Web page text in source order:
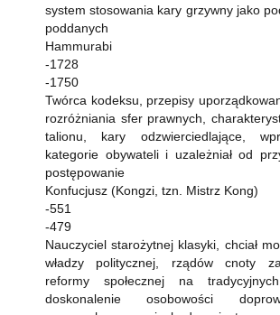
system stosowania kary grzywny jako
poddanych
Hammurabi
-1728
-1750
Twórca kodeksu, przepisy
rozróżniania sfer prawnych,
talionu, kary odzwierciedlające,
kategorie obywateli i uzależniał od
postępowanie
Konfucjusz (Kongzi, tzn. Mistrz Kong)
-551
-479
Nauczyciel starożytnej klasyki, chciał
władzy politycznej, rządów cnoty
reformy społecznej na
doskonalenie osobowości